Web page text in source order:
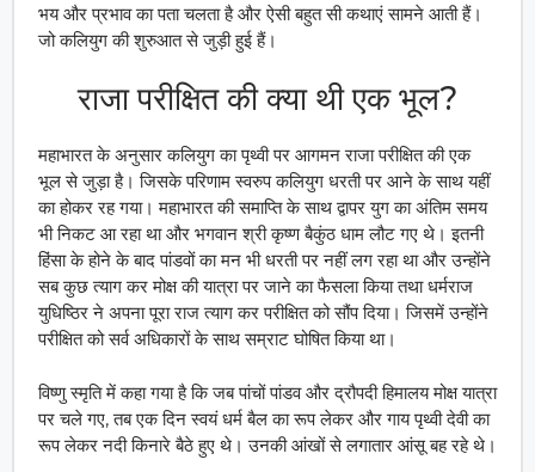
भय और प्रभाव का पता चलता है और ऐसी बहुत सी कथाएं सामने आती हैं।
जो कलियुग की शुरुआत से जुड़ी हुई हैं।
राजा परीक्षित की क्या थी एक भूल?
महाभारत के अनुसार कलियुग का पृथ्वी पर आगमन राजा परीक्षित की एक
भूल से जुड़ा है। जिसके परिणाम स्वरुप कलियुग धरती पर आने के साथ यहीं
का होकर रह गया। महाभारत की समाप्ति के साथ द्वापर युग का अंतिम समय
भी निकट आ रहा था और भगवान श्री कृष्ण बैकुंठ धाम लौट गए थे। इतनी
हिंसा के होने के बाद पांडवों का मन भी धरती पर नहीं लग रहा था और उन्होंने
सब कुछ त्याग कर मोक्ष की यात्रा पर जाने का फैसला किया तथा धर्मराज
युधिष्ठिर ने अपना पूरा राज त्याग कर परीक्षित को सौंप दिया। जिसमें उन्होंने
परीक्षित को सर्व अधिकारों के साथ सम्राट घोषित किया था।
विष्णु स्मृति में कहा गया है कि जब पांचों पांडव और द्रौपदी हिमालय मोक्ष यात्रा
पर चले गए, तब एक दिन स्वयं धर्म बैल का रूप लेकर और गाय पृथ्वी देवी का
रूप लेकर नदी किनारे बैठे हुए थे। उनकी आंखों से लगातार आंसू बह रहे थे।